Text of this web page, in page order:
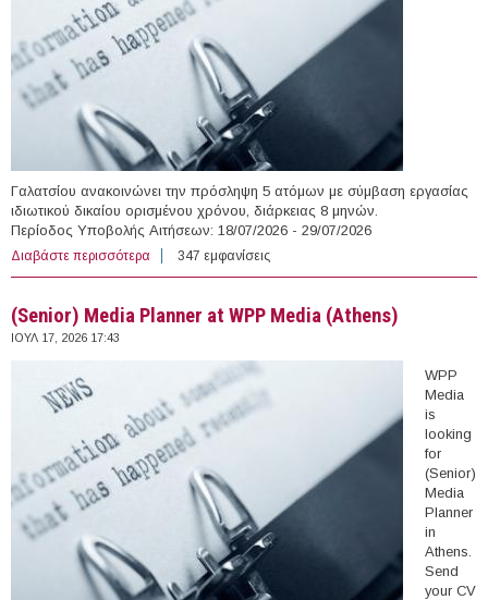
Γαλατσίου ανακοινώνει την πρόσληψη 5 ατόμων με σύμβαση εργασίας
ιδιωτικού δικαίου ορισμένου χρόνου, διάρκειας 8 μηνών.
Περίοδος Υποβολής Αιτήσεων: 18/07/2026 - 29/07/2026
Διαβάστε περισσότερα για 5 άτομα με Σύμβαση Ορισμένου Χρόνου στο Δήμο
Γαλατσίου
347 εμφανίσεις
(Senior) Media Planner at WPP Media (Athens)
ΙΟΥΛ 17, 2026 17:43
WPP
Media
is
looking
for
(Senior)
Media
Planner
in
Athens.
Send
your CV